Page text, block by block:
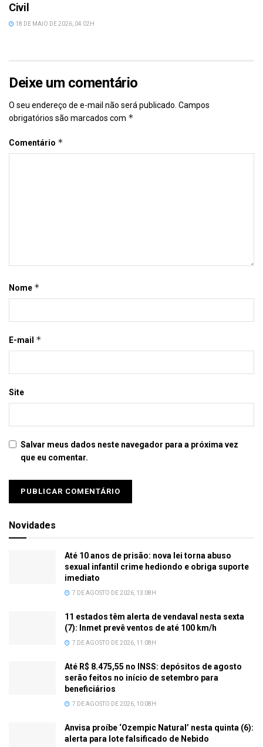
Civil
18 DE MAIO DE 2026, 04:02H
Deixe um comentário
O seu endereço de e-mail não será publicado. Campos
obrigatórios são marcados com *
Comentário *
Nome *
E-mail *
Site
Salvar meus dados neste navegador para a próxima vez
que eu comentar.
Novidades
Até 10 anos de prisão: nova lei torna abuso
sexual infantil crime hediondo e obriga suporte
imediato
7 DE AGOSTO DE 2026, 13:08H
11 estados têm alerta de vendaval nesta sexta
(7): Inmet prevê ventos de até 100 km/h
7 DE AGOSTO DE 2026, 11:08H
Até R$ 8.475,55 no INSS: depósitos de agosto
serão feitos no início de setembro para
beneficiários
7 DE AGOSTO DE 2026, 10:08H
Anvisa proíbe ‘Ozempic Natural’ nesta quinta (6):
alerta para lote falsificado de Nebido